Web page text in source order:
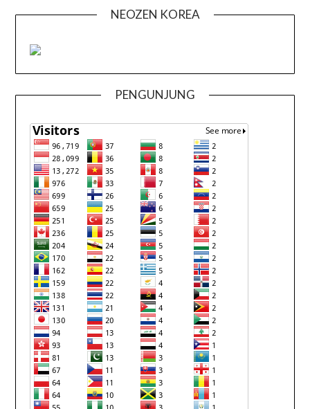
NEOZEN KOREA
PENGUNJUNG